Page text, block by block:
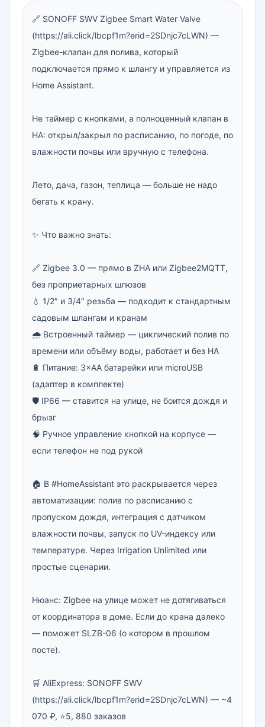
🔗 SONOFF SWV Zigbee Smart Water Valve
(https://ali.click/lbcpf1m?erid=2SDnjc7cLWN) —
Zigbee-клапан для полива, который
подключается прямо к шлангу и управляется из
Home Assistant.
Не таймер с кнопками, а полноценный клапан в
HA: открыл/закрыл по расписанию, по погоде, по
влажности почвы или вручную с телефона.
Лето, дача, газон, теплица — больше не надо
бегать к крану.
✨ Что важно знать:
🔗 Zigbee 3.0 — прямо в ZHA или Zigbee2MQTT,
без проприетарных шлюзов
💧 1/2″ и 3/4″ резьба — подходит к стандартным
садовым шлангам и кранам
🌧 Встроенный таймер — циклический полив по
времени или объёму воды, работает и без HA
🔋 Питание: 3×AA батарейки или microUSB
(адаптер в комплекте)
🛡 IP66 — ставится на улице, не боится дождя и
брызг
🧠 Ручное управление кнопкой на корпусе —
если телефон не под рукой
🏠 В #HomeAssistant это раскрывается через
автоматизации: полив по расписанию с
пропуском дождя, интеграция с датчиком
влажности почвы, запуск по UV-индексу или
температуре. Через Irrigation Unlimited или
простые сценарии.
Нюанс: Zigbee на улице может не дотягиваться
от координатора в доме. Если до крана далеко
— поможет SLZB-06 (о котором в прошлом
посте).
🛒 AliExpress: SONOFF SWV
(https://ali.click/lbcpf1m?erid=2SDnjc7cLWN) — ~4
070 ₽, ⭐5, 880 заказов